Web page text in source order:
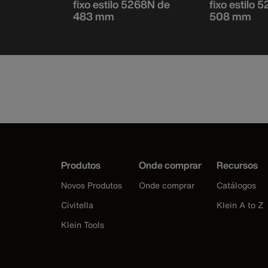
fixo estilo 5268N de
483 mm
fixo estilo
508 mm
Produtos
Novos Produtos
Civitella
Klein Tools
Onde comprar
Onde comprar
Recursos
Catálogos
Klein A to Z